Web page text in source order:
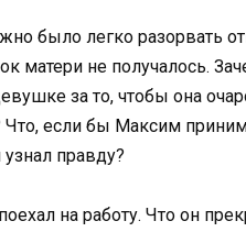
было легко разорвать
матери не получалось.
за то, чтобы она
если бы Максим
правду?
на работу. Что он